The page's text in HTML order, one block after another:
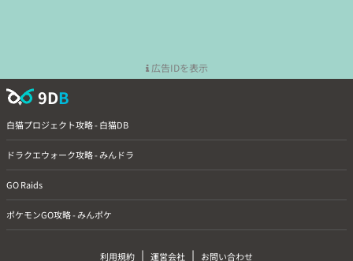
広告IDを表示
9DB
白猫プロジェクト攻略 - 白猫DB
ドラクエウォーク攻略 - みんドラ
GO Raids
ポケモンGO攻略 - みんポケ
利用規約 | 運営会社 | お問い合わせ